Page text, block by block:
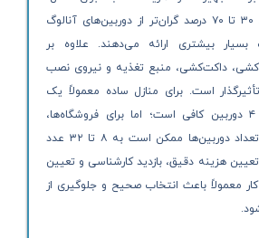
دوربین‌های IP معمولاً ۳۰ تا ۷۰ درصد گران‌تر از دوربین‌های آنالوگ
بسیار بیشتری ارائه می‌دهند. علاوه بر
داکت‌کشی، منبع تغذیه و نیروی نصب
است. برای منازل ساده معمولاً یک
پکیج اقتصادی ۲ تا ۴ دوربین کافی است؛ اما برای فروشگاه‌ها،
کارگاه‌ها و کارخانه‌ها، تعداد دوربین‌ها ممکن است به ۸ تا ۳۲ عدد
تعیین هزینه دقیق، بازدید کارشناسی و تعیین
معمولاً باعث انتخاب صحیح و جلوگیری از